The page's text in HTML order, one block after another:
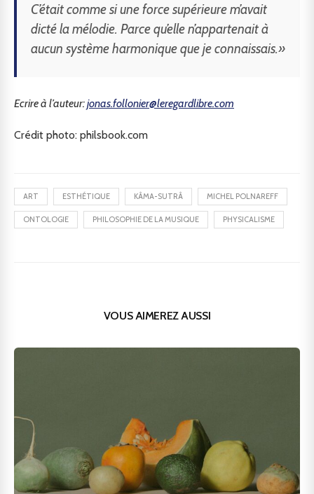
C’était comme si une force supérieure m’avait
dicté la mélodie. Parce qu’elle n’appartenait à
aucun système harmonique que je connaissais.»
Ecrire à l’auteur:jonas.follonier@leregardlibre.com
Crédit photo: philsbook.com
ART ESTHÉTIQUE KÂMA-SUTRÂ MICHEL POLNAREFF
ONTOLOGIE PHILOSOPHIE DE LA MUSIQUE PHYSICALISME
VOUS AIMEREZ AUSSI